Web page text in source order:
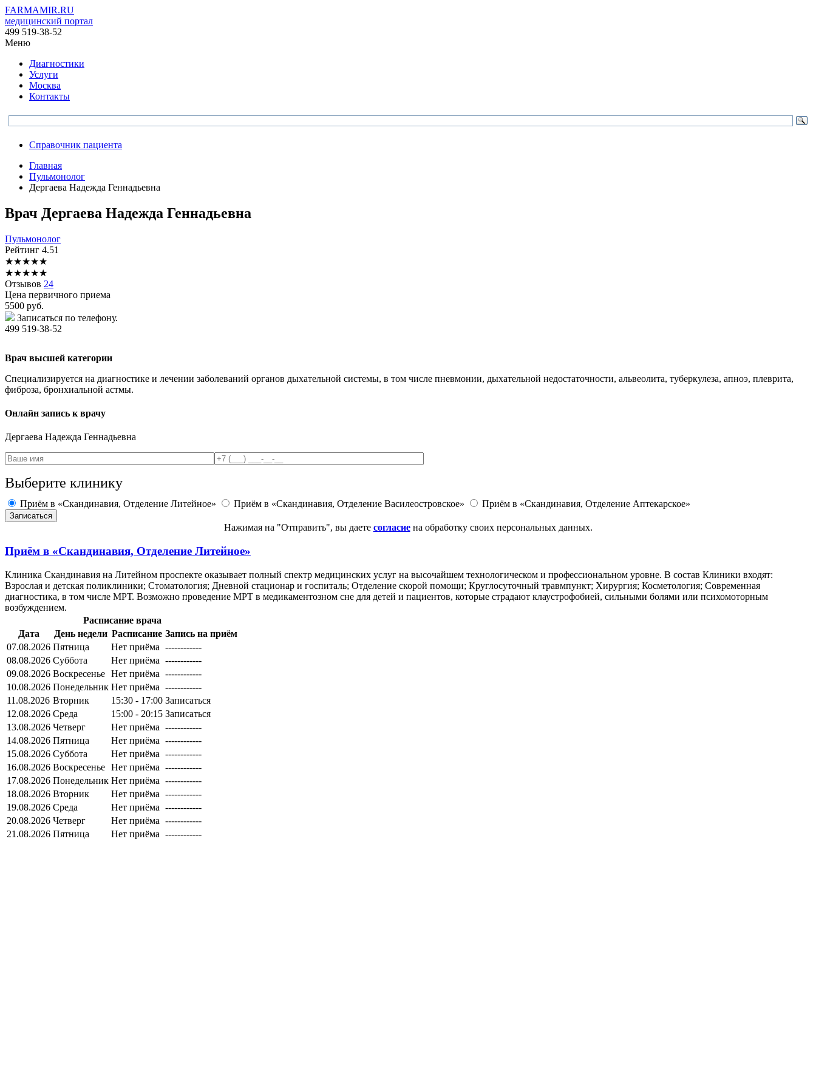
FARMAMIR.RU
медицинский портал
499 519-38-52
Меню
Диагностики
Услуги
Москва
Контакты
Справочник пациента
Главная
Пульмонолог
Дергаева Надежда Геннадьевна
Врач Дергаева Надежда Геннадьевна
Пульмонолог
Рейтинг 4.51
★★★★★
★★★★★
Отзывов 24
Цена первичного приема
5500 руб.
Записаться по телефону.
499 519-38-52
Врач высшей категории
Специализируется на диагностике и лечении заболеваний органов дыхательной системы, в том числе пневмонии, дыхательной недостаточности, альвеолита, туберкулеза, апноэ, плеврита,
фиброза, бронхиальной астмы.
Онлайн запись к врачу
Дергаева Надежда Геннадьевна
Выберите клинику
Приём в «Скандинавия, Отделение Литейное» Приём в «Скандинавия, Отделение Василеостровское» Приём в «Скандинавия, Отделение Аптекарское»
Нажимая на "Отправить", вы даете согласиена обработку своих персональных данных.
Приём в «Скандинавия, Отделение Литейное»
Клиника Скандинавия на Литейном проспекте оказывает полный спектр медицинских услуг на высочайшем технологическом и профессиональном уровне. В состав Клиники входят:
Взрослая и детская поликлиники; Стоматология; Дневной стационар и госпиталь; Отделение скорой помощи; Круглосуточный травмпункт; Хирургия; Косметология; Современная
диагностика, в том числе МРТ. Возможно проведение МРТ в медикаментозном сне для детей и пациентов, которые страдают клаустрофобией, сильными болями или психомоторным
возбуждением.
Расписание врача
Дата
День недели Расписание Запись на приём
07.08.2026 Пятница Нет приёма ------------
08.08.2026 Суббота Нет приёма ------------
09.08.2026 Воскресенье Нет приёма ------------
10.08.2026 Понедельник Нет приёма ------------
11.08.2026 Вторник 15:30 - 17:00 Записаться
12.08.2026 Среда 15:00 - 20:15 Записаться
13.08.2026 Четверг Нет приёма ------------
14.08.2026 Пятница Нет приёма ------------
15.08.2026 Суббота Нет приёма ------------
16.08.2026 Воскресенье Нет приёма ------------
17.08.2026 Понедельник Нет приёма ------------
18.08.2026 Вторник Нет приёма ------------
19.08.2026 Среда Нет приёма ------------
20.08.2026 Четверг Нет приёма ------------
21.08.2026 Пятница Нет приёма ------------